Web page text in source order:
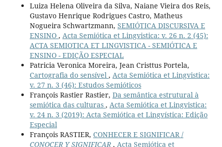
Luiza Helena Oliveira da Silva, Naiane Vieira dos Reis,
Gustavo Henrique Rodrigues Castro, Matheus
Nogueira Schwartzmann, SEMIÓTICA DISCURSIVA E
ENSINO , Acta Semiótica et Lingvistica: v. 26 n. 2 (45):
ACTA SEMIOTICA ET LINGVISTICA - SEMIÓTICA E
ENSINO - EDIÇÃO ESPECIAL
Patricia Veronica Moreira, Jean Cristtus Portela,
Cartografia do sensível , Acta Semiótica et Lingvistica:
v. 27 n. 3 (46): Estudos Semióticos
François Rastier Rastier, Da semântica estrutural à
semiótica das culturas , Acta Semiótica et Lingvistica:
v. 24 n. 3 (2019): Acta Semiótica et Lingvística: Edição
Especial
François RASTIER, CONHECER E SIGNIFICAR /
CONOCER Y SIGNIFICAR , Acta Semiótica et